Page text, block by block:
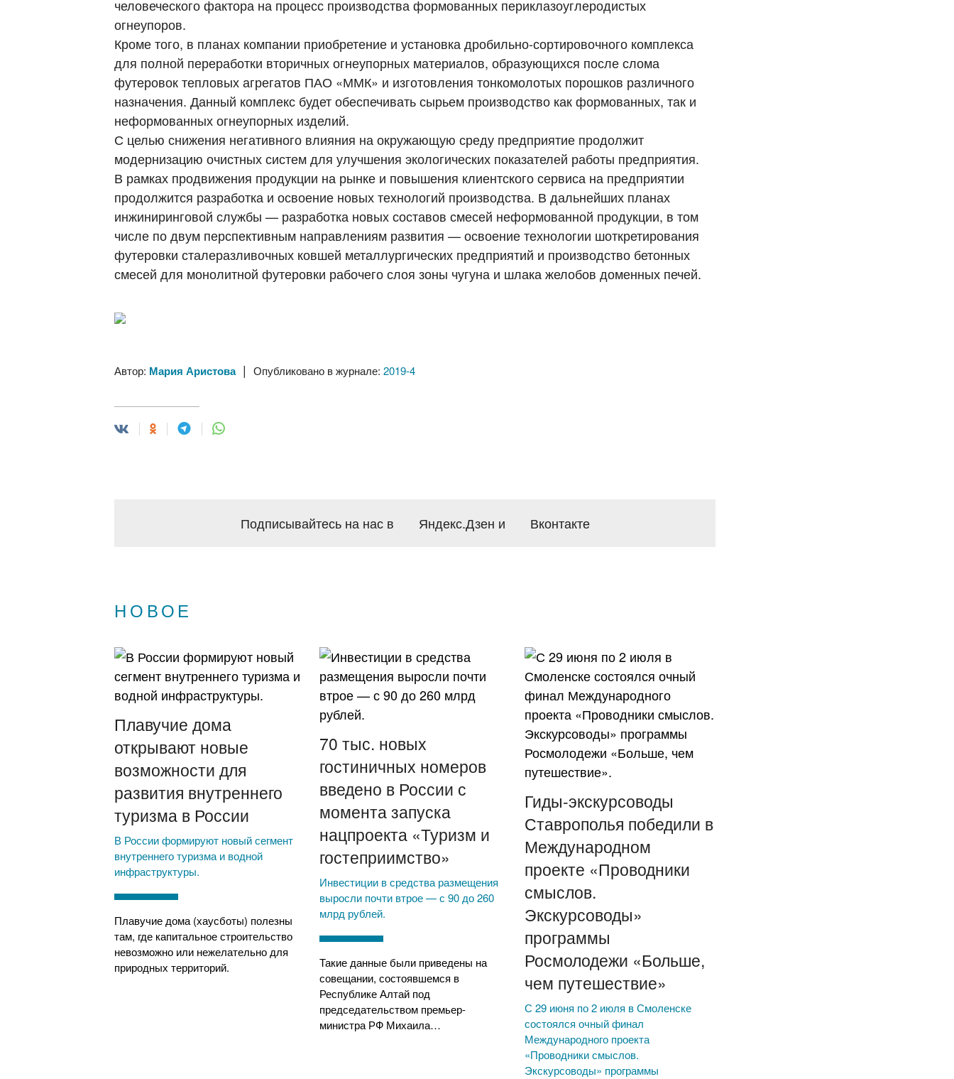
человеческого фактора на процесс производства формованных периклазоуглеродистых
огнеупоров.
Кроме того, в планах компании приобретение и установка дробильно-сортировочного комплекса
для полной переработки вторичных огнеупорных материалов, образующихся после слома
футеровок тепловых агрегатов ПАО «ММК» и изготовления тонкомолотых порошков различного
назначения. Данный комплекс будет обеспечивать сырьем производство как формованных, так и
неформованных огнеупорных изделий.
С целью снижения негативного влияния на окружающую среду предприятие продолжит
модернизацию очистных систем для улучшения экологических показателей работы предприятия.
В рамках продвижения продукции на рынке и повышения клиентского сервиса на предприятии
продолжится разработка и освоение новых технологий производства. В дальнейших планах
инжиниринговой службы — разработка новых составов смесей неформованной продукции, в том
числе по двум перспективным направлениям развития — освоение технологии шоткретирования
футеровки сталеразливочных ковшей металлургических предприятий и производство бетонных
смесей для монолитной футеровки рабочего слоя зоны чугуна и шлака желобов доменных печей.
Автор: Мария Аристова|Опубликовано в журнале:2019-4
Подписывайтесь на нас в Яндекс.Дзен и Вконтакте
НОВОЕ
Плавучие дома
открывают новые
возможности для
развития внутреннего
туризма в России
В России формируют новый сегмент
внутреннего туризма и водной
инфраструктуры.
Плавучие дома (хаусботы) полезны
там, где капитальное строительство
невозможно или нежелательно для
природных территорий.
70 тыс. новых
гостиничных номеров
введено в России с
момента запуска
нацпроекта «Туризм и
гостеприимство»
Инвестиции в средства размещения
выросли почти втрое — с 90 до 260
млрд рублей.
Такие данные были приведены на
совещании, состоявшемся в
Республике Алтай под
председательством премьер-
министра РФ Михаила…
Гиды-экскурсоводы
Ставрополья победили в
Международном
проекте «Проводники
смыслов.
Экскурсоводы»
программы
Росмолодежи «Больше,
чем путешествие»
С 29 июня по 2 июля в Смоленске
состоялся очный финал
Международного проекта
«Проводники смыслов.
Экскурсоводы» программы